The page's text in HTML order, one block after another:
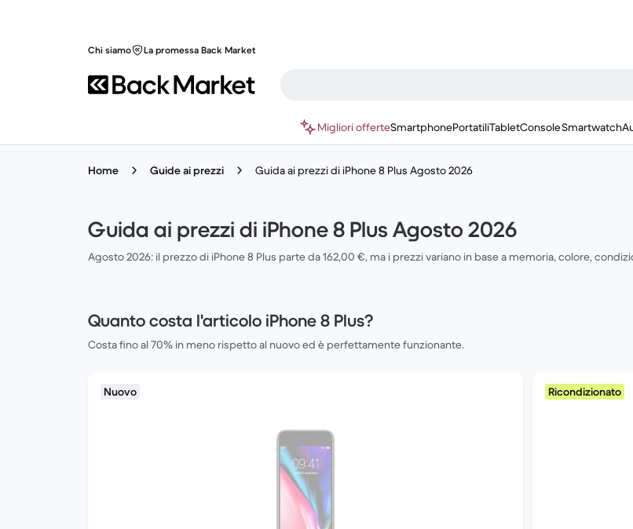
Chi siamo La promessa Back Market
Migliori offerteSmartphonePortatiliTabletConsoleSmartwatch
Home Guide ai prezzi Guida ai prezzi di iPhone 8 Plus Agosto 2026
Guida ai prezzi di iPhone 8 Plus Agosto 2026
Agosto 2026: il prezzo di iPhone 8 Plus parte da 162,00 €, ma i prezzi variano in base a memoria, colore,
Quanto costa l'articolo iPhone 8 Plus?
Costa fino al 70% in meno rispetto al nuovo ed è perfettamente funzionante.
Nuovo Ricondizionato